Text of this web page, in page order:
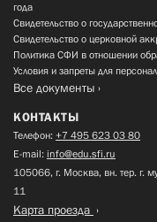
года
Свидетельство о
Свидетельство о церковной
Политика СФИ в отношении
Условия и запреты для
Все документы
КОНТАКТЫ
Телефон: +7 495 623 03 80
E-mail: info@edu.sfi.ru
105066, г. Москва, вн. тер. г.
11
Карта проезда